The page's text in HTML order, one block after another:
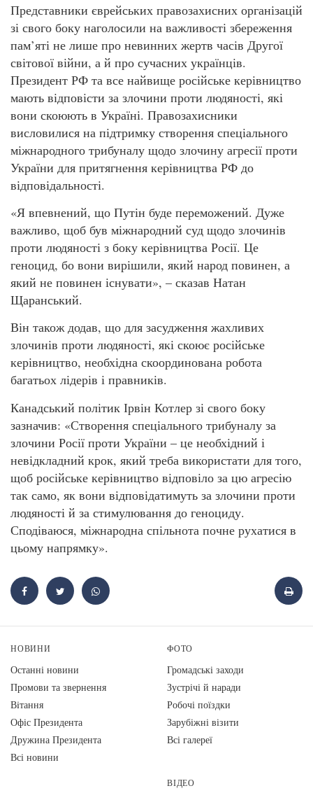
Представники єврейських правозахисних організацій
зі свого боку наголосили на важливості збереження
пам’яті не лише про невинних жертв часів Другої
світової війни, а й про сучасних українців.
Президент РФ та все найвище російське керівництво
мають відповісти за злочини проти людяності, які
вони скоюють в Україні. Правозахисники
висловилися на підтримку створення спеціального
міжнародного трибуналу щодо злочину агресії проти
України для притягнення керівництва РФ до
відповідальності.
«Я впевнений, що Путін буде переможений. Дуже
важливо, щоб був міжнародний суд щодо злочинів
проти людяності з боку керівництва Росії. Це
геноцид, бо вони вирішили, який народ повинен, а
який не повинен існувати», – сказав Натан
Щаранський.
Він також додав, що для засудження жахливих
злочинів проти людяності, які скоює російське
керівництво, необхідна скоординована робота
багатьох лідерів і правників.
Канадський політик Ірвін Котлер зі свого боку
зазначив: «Створення спеціального трибуналу за
злочини Росії проти України – це необхідний і
невідкладний крок, який треба використати для того,
щоб російське керівництво відповіло за цю агресію
так само, як вони відповідатимуть за злочини проти
людяності й за стимулювання до геноциду.
Сподіваюся, міжнародна спільнота почне рухатися в
цьому напрямку».
НОВИНИ
Останні новини
Промови та звернення
Вiтання
Офіс Президента
Дружина Президента
Всі новини
ФОТО
Громадські заходи
Зустрічі й наради
Робочі поїздки
Зарубіжні візити
Всі галереї
ВІДЕО